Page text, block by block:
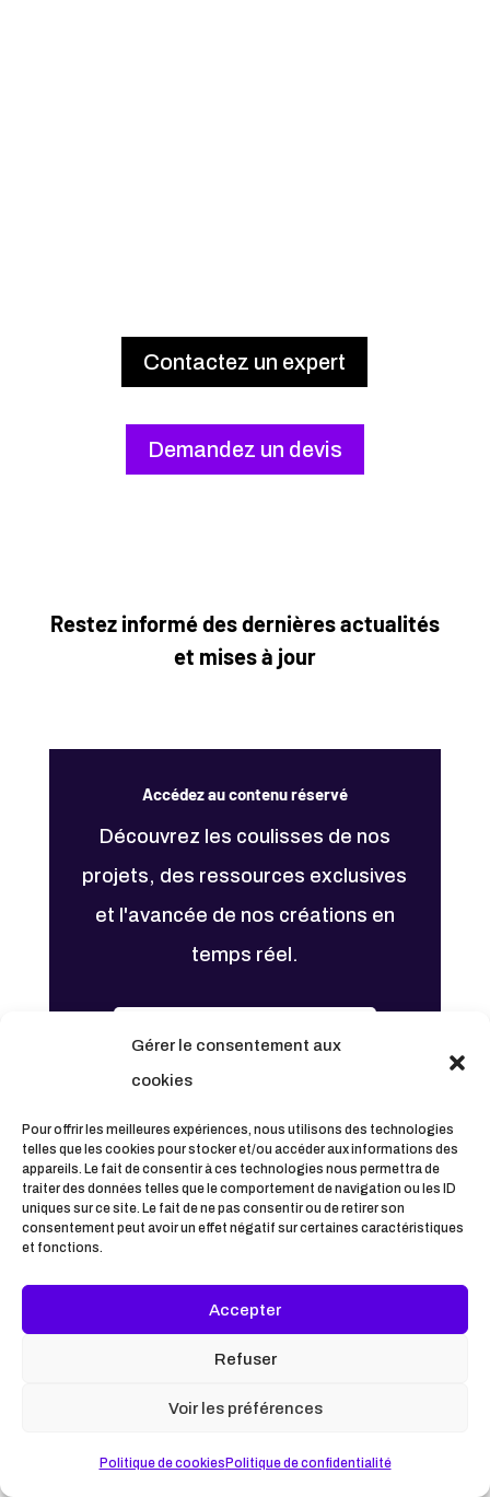
Gérer le consentement aux
cookies
Pour offrir les meilleures expériences, nous utilisons des technologies
telles que les cookies pour stocker et/ou accéder aux informations des
appareils. Le fait de consentir à ces technologies nous permettra de
traiter des données telles que le comportement de navigation ou les ID
uniques sur ce site. Le fait de ne pas consentir ou de retirer son
consentement peut avoir un effet négatif sur certaines caractéristiques
et fonctions.
Accepter
Refuser
Voir les préférences
Politique de cookies Politique de confidentialité
Contactez un expert
Demandez un devis
Restez informé des dernières actualités
et mises à jour
Accédez au contenu réservé
Découvrez les coulisses de nos
projets, des ressources exclusives
et l'avancée de nos créations en
temps réel.
Inscrivez-vous à la newsletter
Recevez nos actualités, nos
nouveautés de l'atelier
directement dans votre boîte mail.